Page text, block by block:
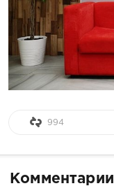
994
Комментарии